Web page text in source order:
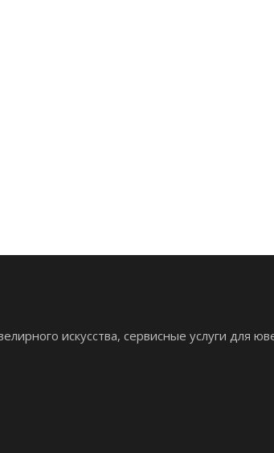
искусства, сервисные услуги для